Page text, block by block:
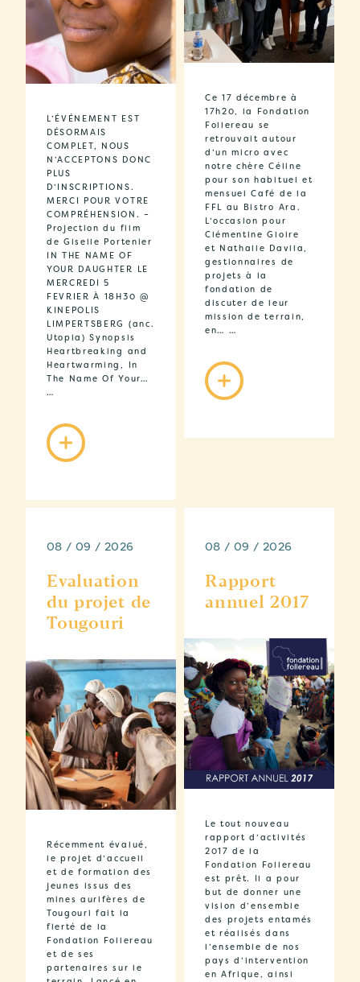
L’ÉVÉNEMENT EST
DÉSORMAIS
COMPLET, NOUS
N’ACCEPTONS DONC
PLUS
D’INSCRIPTIONS.
MERCI POUR VOTRE
COMPRÉHENSION. –
Projection du film
de Giselle Portenier
IN THE NAME OF
YOUR DAUGHTER LE
MERCREDI 5
FEVRIER À 18H30 @
KINEPOLIS
LIMPERTSBERG (anc.
Utopia) Synopsis
Heartbreaking and
Heartwarming, In
The Name Of Your…
…
Ce 17 décembre à
17h20, la Fondation
Follereau se
retrouvait autour
d’un micro avec
notre chère Céline
pour son habituel et
mensuel Café de la
FFL au Bistro Ara.
L’occasion pour
Clémentine Gloire
et Nathalie Davila,
gestionnaires de
projets à la
fondation de
discuter de leur
mission de terrain,
en… …
08 / 09 / 2026
Evaluation
du projet de
Tougouri
Récemment évalué,
le projet d’accueil
et de formation des
jeunes issus des
mines aurifères de
Tougouri fait la
fierté de la
Fondation Follereau
et de ses
partenaires sur le
08 / 09 / 2026
Rapport
annuel 2017
Le tout nouveau
rapport d’activités
2017 de la
Fondation Follereau
est prêt. Il a pour
but de donner une
vision d’ensemble
des projets entamés
et réalisés dans
l’ensemble de nos
pays d’intervention
en Afrique, ainsi